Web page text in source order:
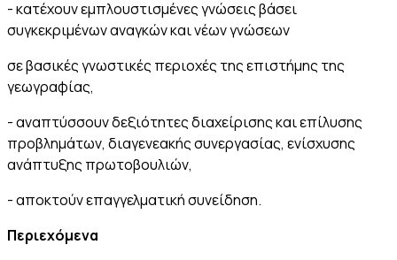
- κατέχουν εμπλουστισμένες γνώσεις βάσει
συγκεκριμένων αναγκών και νέων γνώσεων
σε βασικές γνωστικές περιοχές της επιστήμης της
γεωγραφίας,
- αναπτύσσουν δεξιότητες διαχείρισης και επίλυσης
προβλημάτων, διαγενεακής συνεργασίας, ενίσχυσης
ανάπτυξης πρωτοβουλιών,
- αποκτούν επαγγελματική συνείδηση.
Περιεχόμενα